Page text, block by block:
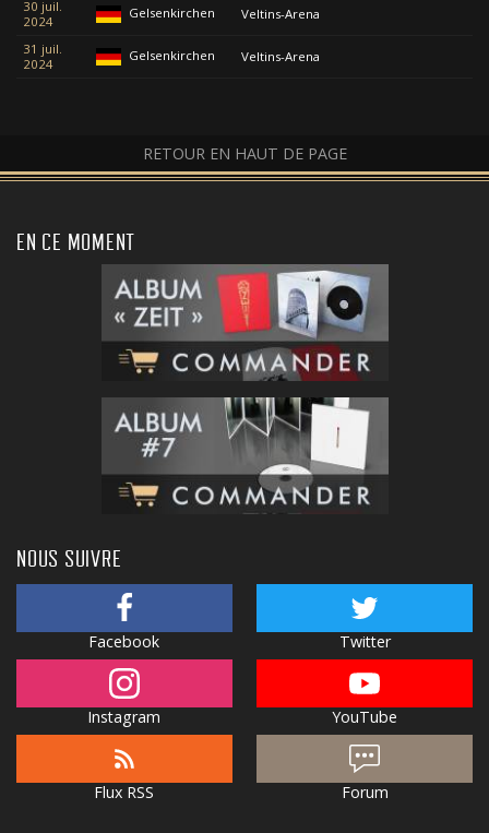
30 juil.
2024
Gelsenkirchen Veltins-Arena
31 juil.
2024
Gelsenkirchen Veltins-Arena
RETOUR EN HAUT DE PAGE
EN CE MOMENT
NOUS SUIVRE
Facebook Twitter
Instagram YouTube
Flux RSS Forum